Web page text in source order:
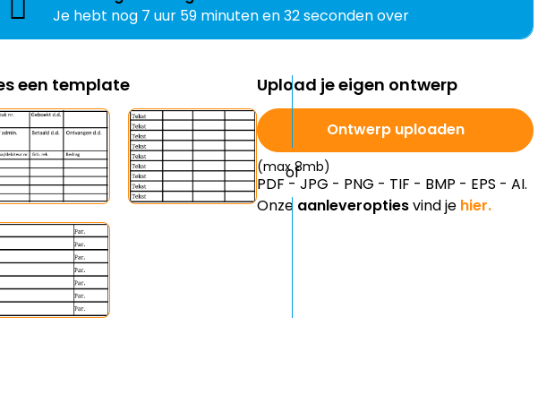
Ontwerp uploaden
(max 8mb)
PDF - JPG - PNG - TIF - BMP - EPS - AI.
Onzeaanleveropties vind je hier.